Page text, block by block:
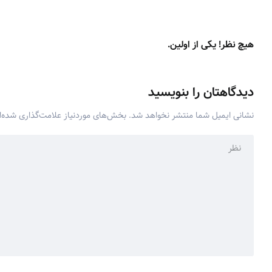
هیچ نظر! یکی از اولین.
دیدگاهتان را بنویسید
نشانی ایمیل شما منتشر نخواهد شد. بخش‌های موردنیاز علامت‌گذاری